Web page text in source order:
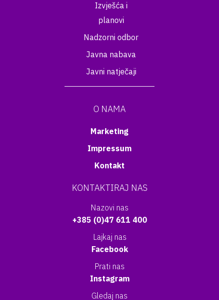
Izvješća i
planovi
Nadzorni odbor
Javna nabava
Javni natječaji
O NAMA
Marketing
Impressum
Kontakt
KONTAKTIRAJ NAS
Nazovi nas
+385 (0)47 611 400
Lajkaj nas
Facebook
Prati nas
Instagram
Gledaj nas